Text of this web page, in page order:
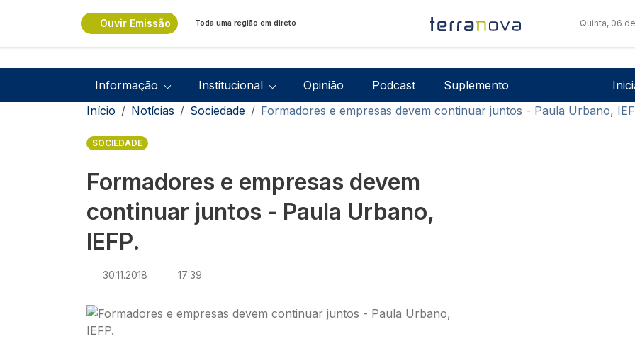
Ouvir Emissão Toda uma região em direto Quinta, 06
Navegação principal
Informação Institucional Opinião Podcast Suplemento
Navegação estrutural
Início Notícias Sociedade Formadores e empresas devem continuar juntos - Paula Urbano,
SOCIEDADE
Formadores e empresas devem
continuar juntos - Paula Urbano,
IEFP.
30.11.2018 17:39
Imagem